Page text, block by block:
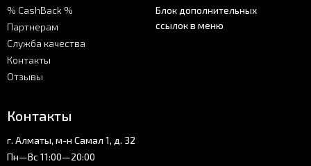
% CashBack %
Партнерам
Служба качества
Контакты
Отзывы
Блок дополнительных
ссылок в меню
Контакты
г. Алматы, м-н Самал 1, д. 32
Пн—Вс 11:00—20:00